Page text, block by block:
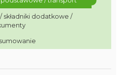
składniki dodatkowe /